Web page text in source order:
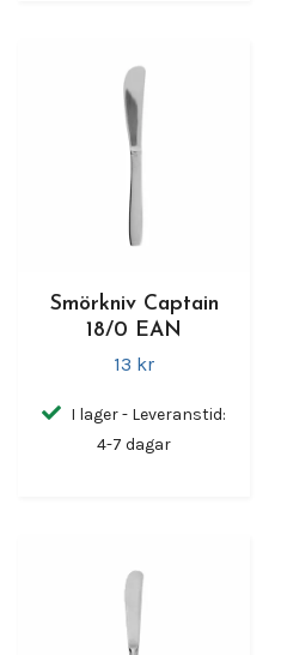
Smörkniv Captain
18/0 EAN
13 kr
I lager - Leveranstid:
4-7 dagar